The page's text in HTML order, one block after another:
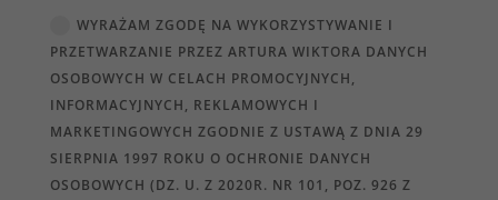
WYRAŻAM ZGODĘ NA WYKORZYSTYWANIE I
PRZETWARZANIE PRZEZ ARTURA WIKTORA DANYCH
OSOBOWYCH W CELACH PROMOCYJNYCH,
INFORMACYJNYCH, REKLAMOWYCH I
MARKETINGOWYCH ZGODNIE Z USTAWĄ Z DNIA 29
SIERPNIA 1997 ROKU O OCHRONIE DANYCH
OSOBOWYCH (DZ. U. Z 2020R. NR 101, POZ. 926 Z